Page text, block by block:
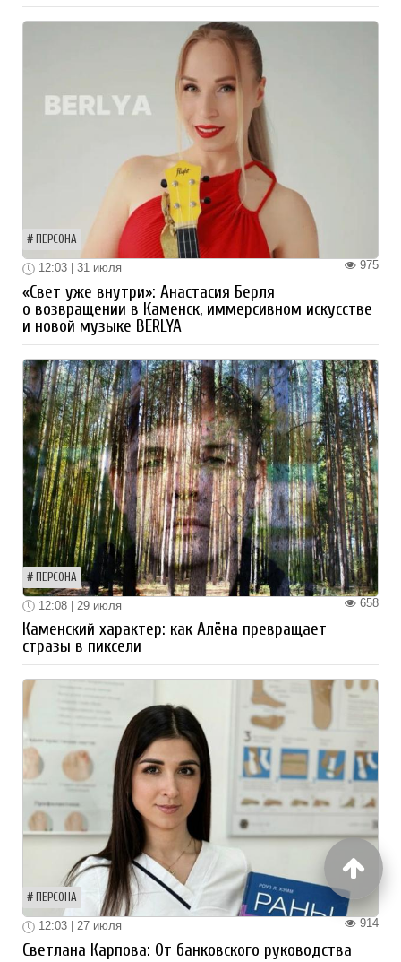
ПЕРСОНА
975
12:03 | 31 июля
«Свет уже внутри»: Анастасия Берля
о возвращении в Каменск, иммерсивном искусстве
и новой музыке BERLYA
ПЕРСОНА
658
12:08 | 29 июля
Каменский характер: как Алёна превращает
стразы в пиксели
ПЕРСОНА
914
12:03 | 27 июля
Светлана Карпова: От банковского руководства